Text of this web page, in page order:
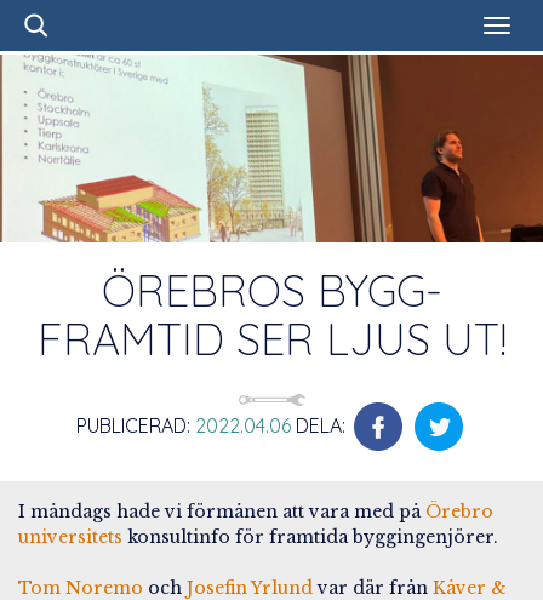
ÖREBROS BYGG-
FRAMTID SER LJUS UT!
PUBLICERAD: 2022.04.06 DELA:
I måndags hade vi förmånen att vara med på Örebro
universitets konsultinfo för framtida byggingenjörer.
Tom Noremo och Josefin Yrlundvar där från Kåver &